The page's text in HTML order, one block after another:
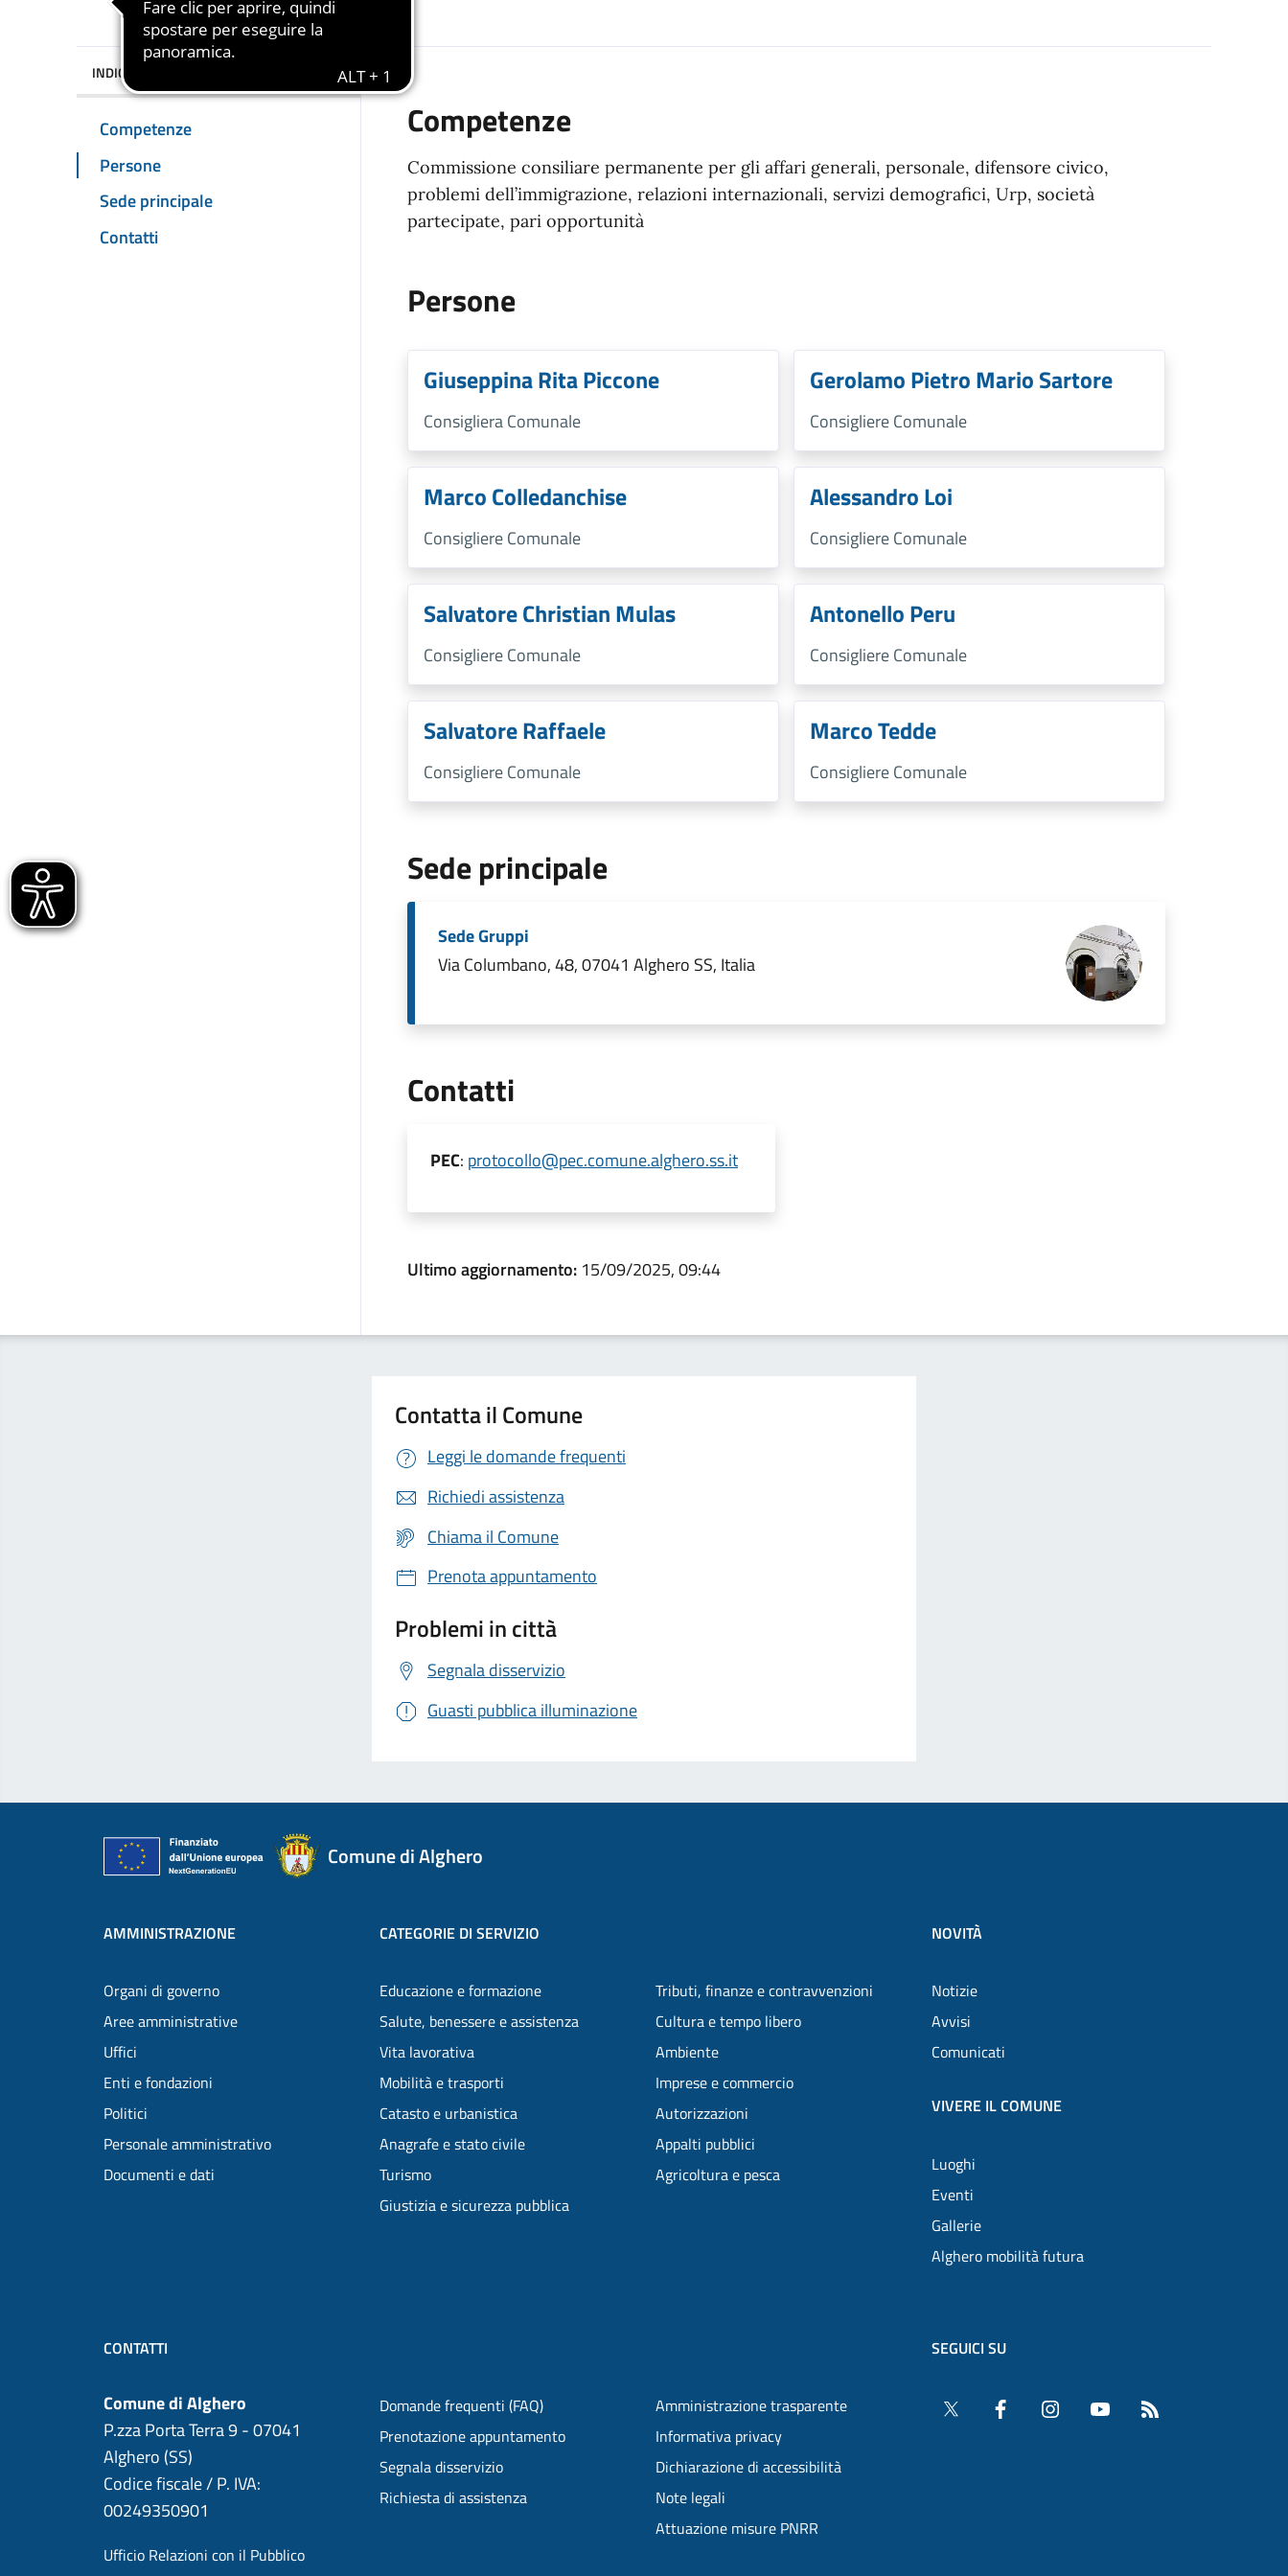
INDICE DELLA PAGINA
Competenze
Persone
Sede principale
Contatti
Competenze
Commissione consiliare permanente per gli affari generali, personale, difensore civico,
problemi dell’immigrazione, relazioni internazionali, servizi demografici, Urp, società
partecipate, pari opportunità
Persone
Giuseppina Rita Piccone
Consigliera Comunale
Gerolamo Pietro Mario Sartore
Consigliere Comunale
Marco Colledanchise
Consigliere Comunale
Alessandro Loi
Consigliere Comunale
Salvatore Christian Mulas
Consigliere Comunale
Antonello Peru
Consigliere Comunale
Salvatore Raffaele
Consigliere Comunale
Marco Tedde
Consigliere Comunale
Sede principale
Sede Gruppi
Via Columbano, 48, 07041 Alghero SS, Italia
Contatti
PEC: protocollo@pec.comune.alghero.ss.it
Ultimo aggiornamento: 15/09/2025, 09:44
Contatta il Comune
Leggi le domande frequenti
Richiedi assistenza
Chiama il Comune
Prenota appuntamento
Problemi in città
Segnala disservizio
Guasti pubblica illuminazione
Comune di Alghero
AMMINISTRAZIONE
Organi di governo
Aree amministrative
Uffici
Enti e fondazioni
Politici
Personale amministrativo
Documenti e dati
CATEGORIE DI SERVIZIO
Educazione e formazione
Salute, benessere e assistenza
Vita lavorativa
Mobilità e trasporti
Catasto e urbanistica
Anagrafe e stato civile
Turismo
Giustizia e sicurezza pubblica
Tributi, finanze e contravvenzioni
Cultura e tempo libero
Ambiente
Imprese e commercio
Autorizzazioni
Appalti pubblici
Agricoltura e pesca
NOVITÀ
Notizie
Avvisi
Comunicati
VIVERE IL COMUNE
Luoghi
Eventi
Gallerie
Alghero mobilità futura
CONTATTI
Comune di Alghero
P.zza Porta Terra 9 - 07041
Alghero (SS)
Codice fiscale / P. IVA:
00249350901
Ufficio Relazioni con il Pubblico
Domande frequenti (FAQ)
Prenotazione appuntamento
Segnala disservizio
Richiesta di assistenza
Amministrazione trasparente
Informativa privacy
Dichiarazione di accessibilità
Note legali
Attuazione misure PNRR
SEGUICI SU
Twitter Facebook InstagramYouTube